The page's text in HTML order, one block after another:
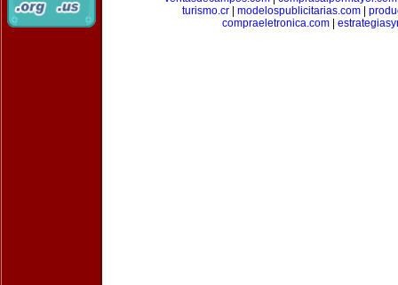
turismo.cr
modelospublicitarias.com
compraeletronica.com